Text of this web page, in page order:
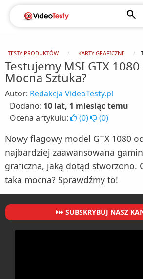
TESTY PRODUKTÓW KARTY GRAFICZNE
Testujemy MSI GTX
Mocna Sztuka?
Autor: Redakcja VideoTesty.pl
Dodano: 10 lat, 1 miesiąc temu
Ocena artykułu:
(0) (0)
Nowy flagowy model GTX 1080
najbardziej zaawansowana
graficzna, jaką dotąd stworzono.
taka mocna? Sprawdźmy to!
SUBSKRYBUJ NASZ